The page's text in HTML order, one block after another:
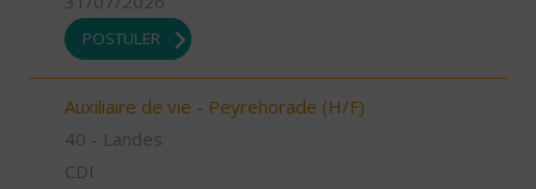
POSTULER
Auxiliaire de vie - Peyrehorade (H/F)
40 - Landes
CDI